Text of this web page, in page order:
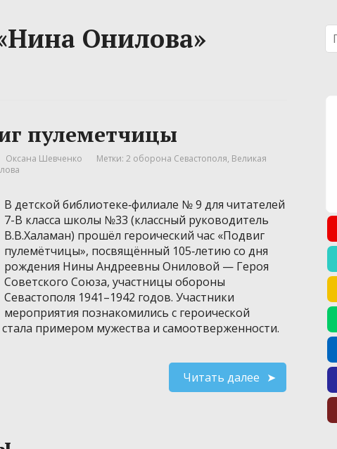
Онилова»
пулеметчицы
Оксана Шевченко Метки: 2 оборона Севастополя, Великая
В детской библиотеке‑филиале № 9 для читателей
7-В класса школы №33 (классный руководитель
В.В.Халаман) прошёл героический час «Подвиг
пулемётчицы», посвящённый 105‑летию со дня
рождения Нины Андреевны Ониловой — Героя
Советского Союза, участницы обороны
Севастополя 1941–1942 годов. Участники
мероприятия познакомились с героической
примером мужества и самоотверженности.
Читать далее